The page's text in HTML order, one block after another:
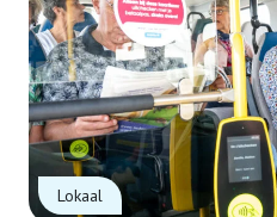
Nieuws
Activiteiten
Lokaal